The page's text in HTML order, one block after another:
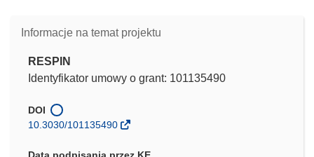
Informacje na temat projektu
RESPIN
Identyfikator umowy o grant: 101135490
DOI
10.3030/101135490
Data podpisania przez KE